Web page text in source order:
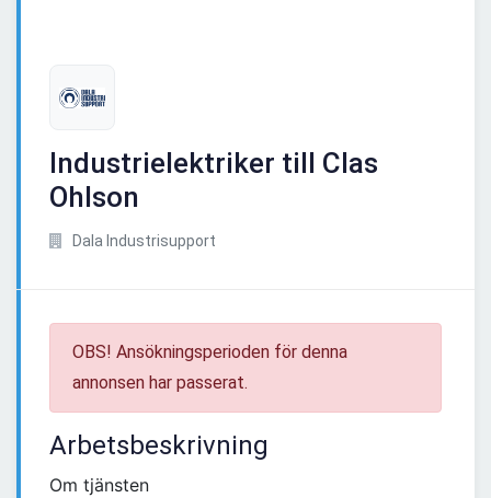
Industrielektriker till Clas
Ohlson
Dala Industrisupport
OBS! Ansökningsperioden för denna
annonsen har passerat.
Arbetsbeskrivning
Om tjänsten